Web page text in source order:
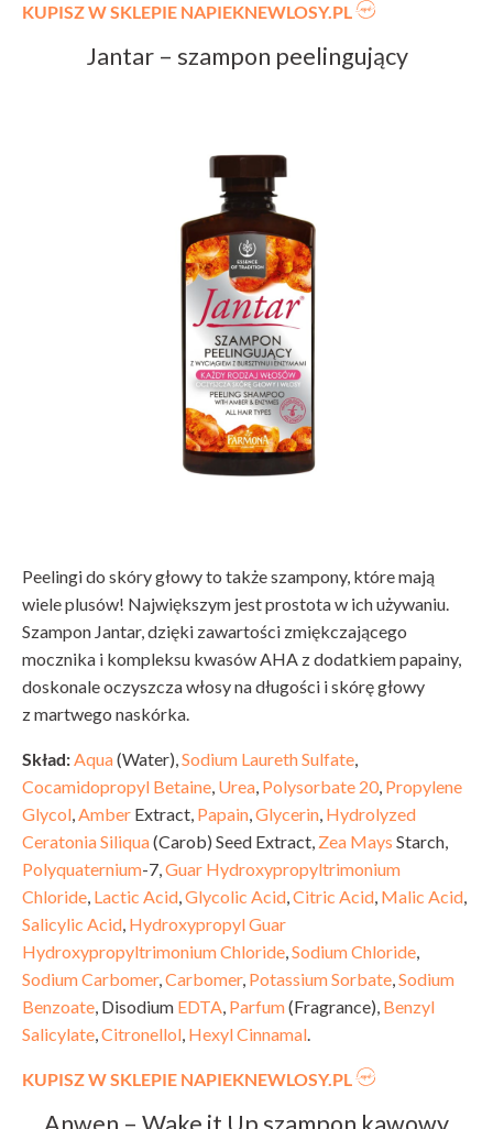
KUPISZ W SKLEPIE NAPIEKNEWLOSY.PL
Jantar – szampon peelingujący
Peelingi do skóry głowy to także szampony, które mają
wiele plusów! Największym jest prostota w ich używaniu.
Szampon Jantar, dzięki zawartości zmiękczającego
mocznika i kompleksu kwasów AHA z dodatkiem papainy,
doskonale oczyszcza włosy na długości i skórę głowy
z martwego naskórka.
Skład:Aqua(Water),Sodium Laureth Sulfate,
Cocamidopropyl Betaine, Urea, Polysorbate 20, Propylene
Glycol,Amber Extract, Papain,Glycerin, Hydrolyzed
Ceratonia Siliqua(Carob) Seed Extract, Zea Mays Starch,
Polyquaternium-7,Guar Hydroxypropyltrimonium
Chloride, Lactic Acid,Glycolic Acid,Citric Acid, Malic Acid,
Salicylic Acid, Hydroxypropyl Guar
Hydroxypropyltrimonium Chloride,Sodium Chloride,
Sodium Carbomer,Carbomer, Potassium Sorbate,Sodium
Benzoate, Disodium EDTA, Parfum(Fragrance), Benzyl
Salicylate,Citronellol, Hexyl Cinnamal.
KUPISZ W SKLEPIE NAPIEKNEWLOSY.PL